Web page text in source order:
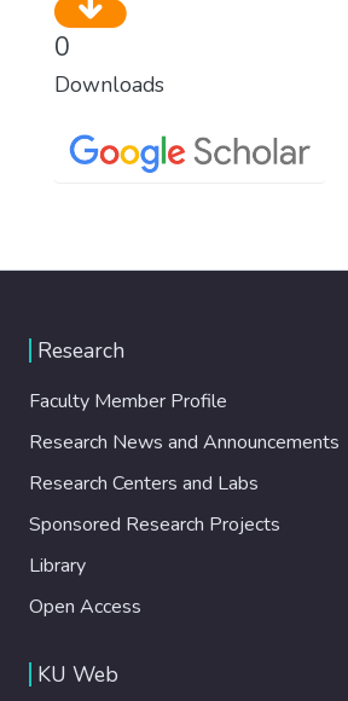
0
Downloads
Research
Faculty Member Profile
Research News and Announcements
Research Centers and Labs
Sponsored Research Projects
Library
Open Access
KU Web